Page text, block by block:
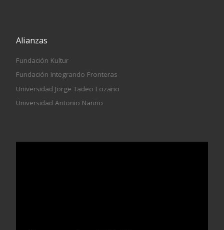
Alianzas
Fundación Kultur
Fundación Integrando Fronteras
Universidad Jorge Tadeo Lozano
Universidad Antonio Nariño